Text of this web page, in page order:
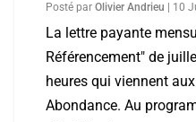
Posté par Olivier Andrieu 10
La lettre payante
Référencement" de
heures qui viennent
Abondance. Au